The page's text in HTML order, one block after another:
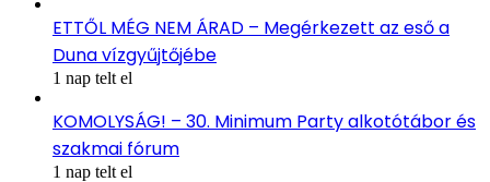
ETTŐL MÉG NEM ÁRAD – Megérkezett az eső a
Duna vízgyűjtőjébe
1 nap telt el
KOMOLYSÁG! – 30. Minimum Party alkotótábor és
szakmai fórum
1 nap telt el